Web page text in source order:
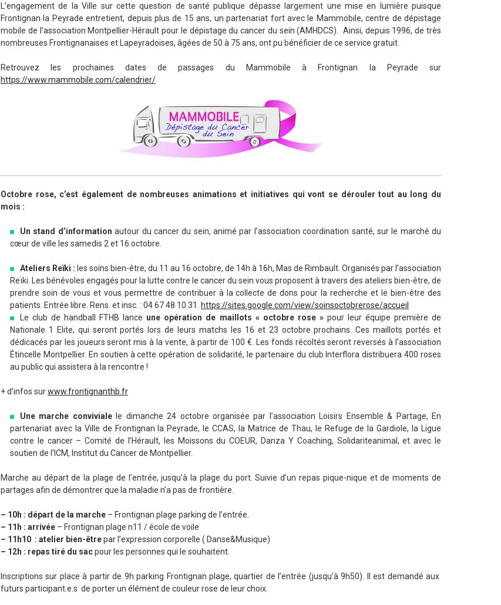
L’engagement de la Ville sur cette question de santé publique dépasse largement une mise en lumière puisque
Frontignan la Peyrade entretient, depuis plus de 15 ans, un partenariat fort avec le Mammobile, centre de dépistage
mobile de l’association Montpellier-Hérault pour le dépistage du cancer du sein (AMHDCS). Ainsi, depuis 1996, de très
nombreuses Frontignanaises et Lapeyradoises, âgées de 50 à 75 ans, ont pu bénéficier de ce service gratuit.
Retrouvez les prochaines dates de passages du Mammobile à Frontignan la Peyrade sur
https://www.mammobile.com/calendrier/
Octobre rose, c’est également de nombreuses animations et initiatives qui vont se dérouler tout au long du
mois :
Un stand d’information autour du cancer du sein, animé par l’association coordination santé, sur le marché du
cœur de ville les samedis 2 et 16 octobre.
Ateliers Reïki : les soins bien-être, du 11 au 16 octobre, de 14h à 16h, Mas de Rimbault. Organisés par l’association
Reïki. Les bénévoles engagés pour la lutte contre le cancer du sein vous proposent à travers des ateliers bien-être, de
prendre soin de vous et vous permettre de contribuer à la collecte de dons pour la recherche et le bien-être des
patients. Entrée libre. Rens. et insc. : 04 67 48 10 31.
https://sites.google.com/view/soinsoctobrerose/accueil
Le club de handball FTHB lance une opération de maillots « octobre rose »pour leur équipe première de
Nationale 1 Elite, qui seront portés lors de leurs matchs les 16 et 23 octobre prochains. Ces maillots portés et
dédicacés par les joueurs seront mis à la vente, à partir de 100 €. Les fonds récoltés seront reversés à l’association
Étincelle Montpellier. En soutien à cette opération de solidarité, le partenaire du club Interflora distribuera 400 roses
au public qui assistera à la rencontre !
+ d’infos surwww.frontignanthb.fr
Une marche convivialele dimanche 24 octobre organisée par l’association Loisirs Ensemble & Partage, En
partenariat avec la Ville de Frontignan la Peyrade, le CCAS, la Matrice de Thau, le Refuge de la Gardiole, la Ligue
contre le cancer – Comité de l’Hérault, les Moissons du COEUR, Danza Y Coaching, Solidariteanimal, et avec le
soutien de l’ICM, Institut du Cancer de Montpellier.
Marche au départ de la plage de l’entrée, jusqu’à la plage du port. Suivie d’un repas pique-nique et de moments de
partages afin de démontrer que la maladie n’a pas de frontière.
– 10h : départ de la marche – Frontignan plage parking de l’entrée.
– 11h : arrivée – Frontignan plage n11 / école de voile
– 11h10 : atelier bien-êtrepar l’expression corporelle ( Danse&Musique)
– 12h : repas tiré du sacpour les personnes qui le souhaitent.
Inscriptions sur place à partir de 9h parking Frontignan plage, quartier de l’entrée (jusqu’à 9h50). Il est demandé aux
futurs participant.e.s de porter un élément de couleur rose de leur choix.